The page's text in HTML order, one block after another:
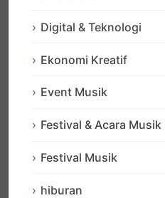
Digital & Teknologi
Ekonomi Kreatif
Event Musik
Festival & Acara Musik
Festival Musik
hiburan